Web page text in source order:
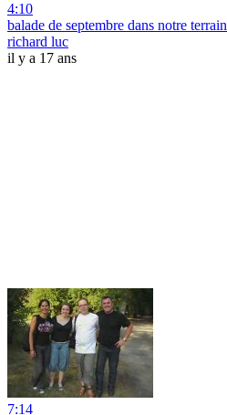
4:10
balade de septembre dans notre terrain
richard luc
il y a 17 ans
7:14